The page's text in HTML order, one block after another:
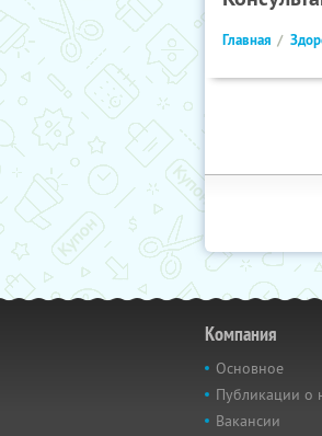
Главная
Компания
Основное
Публикации о
Вакансии